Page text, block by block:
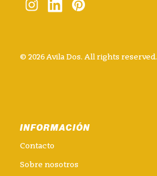
© 2026 Avila Dos. All rights reserved.
INFORMACIÓN
Contacto
Sobre nosotros